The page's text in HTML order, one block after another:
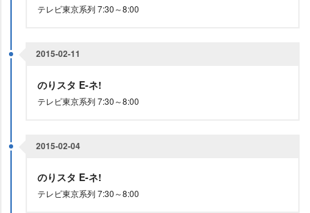
テレビ東京系列 7:30～8:00
2015-02-11
のりスタ E‐ネ!
テレビ東京系列 7:30～8:00
2015-02-04
のりスタ E‐ネ!
テレビ東京系列 7:30～8:00